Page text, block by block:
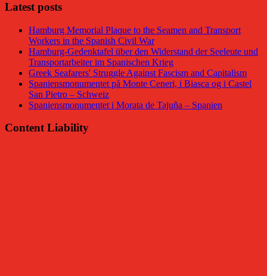
Latest posts
Hamburg Memorial Plaque to the Seamen and Transport
Workers in the Spanish Civil War
Hamburg-Gedenktafel über den Widerstand der Seeleute und
Transportarbeiter im Spanischen Krieg
Greek Seafarers' Struggle Against Fascism and Capitalism
Spaniensmonumentet på Monte Ceneri, i Biasca og i Castel
San Pietro – Schweiz
Spaniensmonumentet i Morata de Tajuña – Spanien
Content Liability